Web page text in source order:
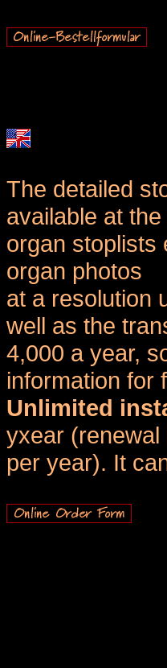
The detailed
available at
organ stoplists
organ photos
at a resolution
well as the
4,000 a year,
information for
Unlimited
yxear (renewal
per year). It